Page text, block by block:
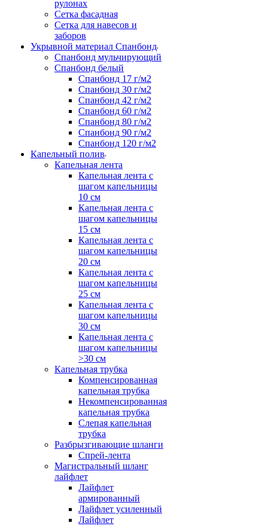
рулонах
Сетка фасадная
Сетка для навесов и
заборов
Укрывной материал Спанбонд
Спанбонд мульчирующий
Спанбонд белый
Спанбонд 17 г/м2
Спанбонд 30 г/м2
Спанбонд 42 г/м2
Спанбонд 60 г/м2
Спанбонд 80 г/м2
Спанбонд 90 г/м2
Спанбонд 120 г/м2
Капельный полив
Капельная лента
Капельная лента с
шагом капельницы
10 см
Капельная лента с
шагом капельницы
15 см
Капельная лента с
шагом капельницы
20 см
Капельная лента с
шагом капельницы
25 см
Капельная лента с
шагом капельницы
30 см
Капельная лента с
шагом капельницы
>30 см
Капельная трубка
Компенсированная
капельная трубка
Некомпенсированная
капельная трубка
Слепая капельная
трубка
Разбрызгивающие шланги
Спрей-лента
Магистральный шланг
лайфлет
Лайфлет
армированный
Лайфлет усиленный
Лайфлет